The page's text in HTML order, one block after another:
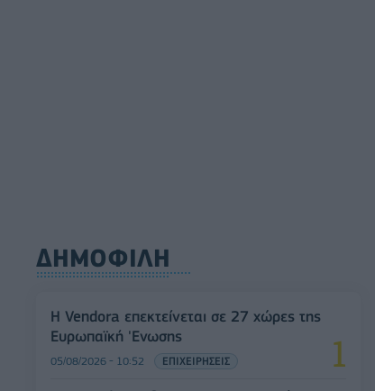
ΔΗΜΟΦΙΛΗ
Η Vendora επεκτείνεται σε 27 χώρες της
Ευρωπαϊκή 'Ενωσης
05/08/2026 - 10:52 ΕΠΙΧΕΙΡΗΣΕΙΣ